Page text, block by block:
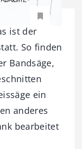
ist der
So finden
Bandsäge,
ein
anderes
bearbeitet